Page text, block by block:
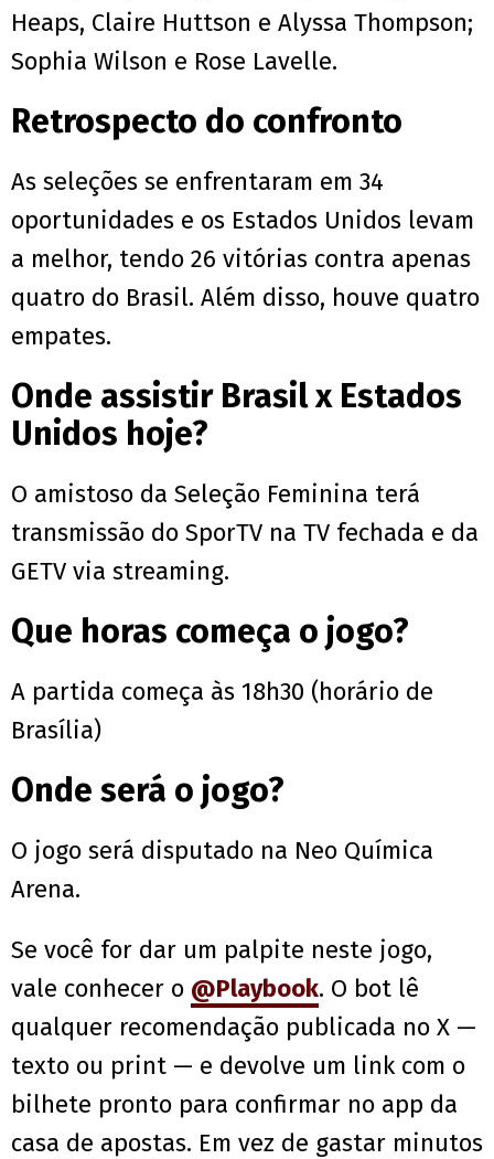
Heaps, Claire Huttson e Alyssa Thompson;
Sophia Wilson e Rose Lavelle.
Retrospecto do confronto
As seleções se enfrentaram em 34
oportunidades e os Estados Unidos levam
a melhor, tendo 26 vitórias contra apenas
quatro do Brasil. Além disso, houve quatro
empates.
Onde assistir Brasil x Estados
Unidos hoje?
O amistoso da Seleção Feminina terá
transmissão do SporTV na TV fechada e da
GETV via streaming.
Que horas começa o jogo?
A partida começa às 18h30 (horário de
Brasília)
Onde será o jogo?
O jogo será disputado na Neo Química
Arena.
Se você for dar um palpite neste jogo,
vale conhecer o @Playbook. O bot lê
qualquer recomendação publicada no X —
texto ou print — e devolve um link com o
bilhete pronto para confirmar no app da
casa de apostas. Em vez de gastar minutos